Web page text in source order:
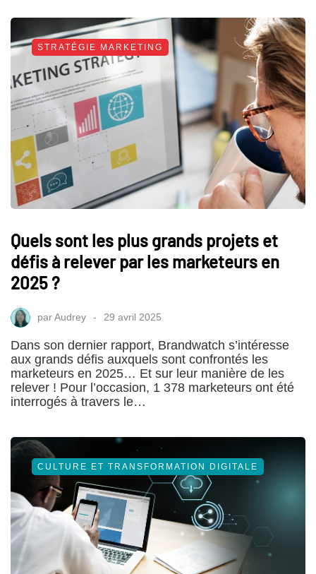
STRATÉGIE MARKETING
Quels sont les plus grands projets et
défis à relever par les marketeurs en
2025 ?
parAudrey 29 avril 2025
Dans son dernier rapport, Brandwatch s’intéresse
aux grands défis auxquels sont confrontés les
marketeurs en 2025… Et sur leur manière de les
relever ! Pour l’occasion, 1 378 marketeurs ont été
interrogés à travers le…
CULTURE ET TRANSFORMATION DIGITALE